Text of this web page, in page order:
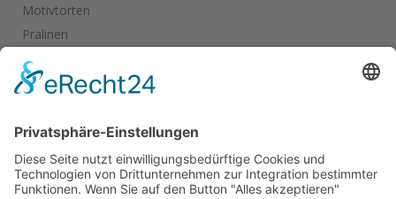
Motivtorten
Pralinen
Salate
Salziges
start_torte
Torten
Weihnachtskekse